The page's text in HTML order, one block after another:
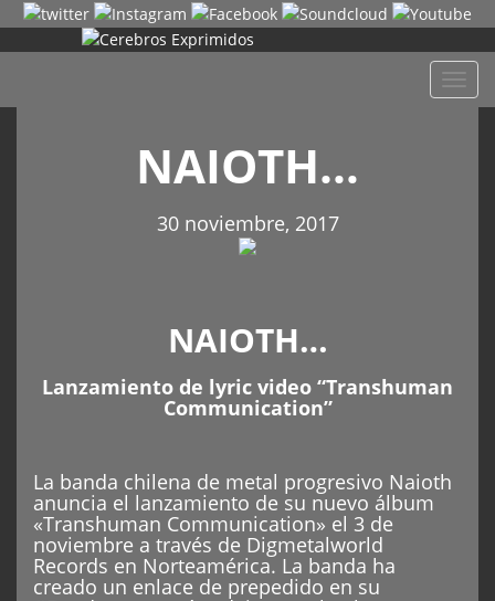
NAIOTH…
30 noviembre, 2017
NAIOTH…
Lanzamiento de lyric video “Transhuman
Communication”
La banda chilena de metal progresivo Naioth
anuncia el lanzamiento de su nuevo álbum
«Transhuman Communication» el 3 de
noviembre a través de Digmetalworld
Records en Norteamérica. La banda ha
creado un enlace de prepedido en su